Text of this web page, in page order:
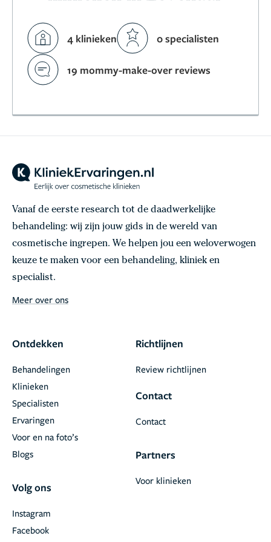
4 klinieken 0 specialisten
19 mommy-make-over reviews
Vanaf de eerste research tot de daadwerkelijke
behandeling: wij zijn jouw gids in de wereld van
cosmetische ingrepen. We helpen jou een weloverwogen
keuze te maken voor een behandeling, kliniek en
specialist.
Meer over ons
Ontdekken
Behandelingen
Klinieken
Specialisten
Ervaringen
Voor en na foto’s
Blogs
Volg ons
Facebook
Instagram
Richtlijnen
Review richtlijnen
Contact
Contact
Partners
Voor klinieken